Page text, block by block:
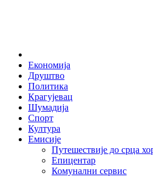
Економија
Друштво
Политика
Крагујевац
Шумадија
Спорт
Култура
Емисије
Путешествије до срца
Епицентар
Комунални сервис